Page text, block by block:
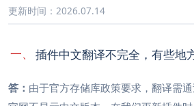
更新时间：2026.07.14
一、 插件中文翻译不完全，有些地
答： 由于官方存储库政策要求，翻译需